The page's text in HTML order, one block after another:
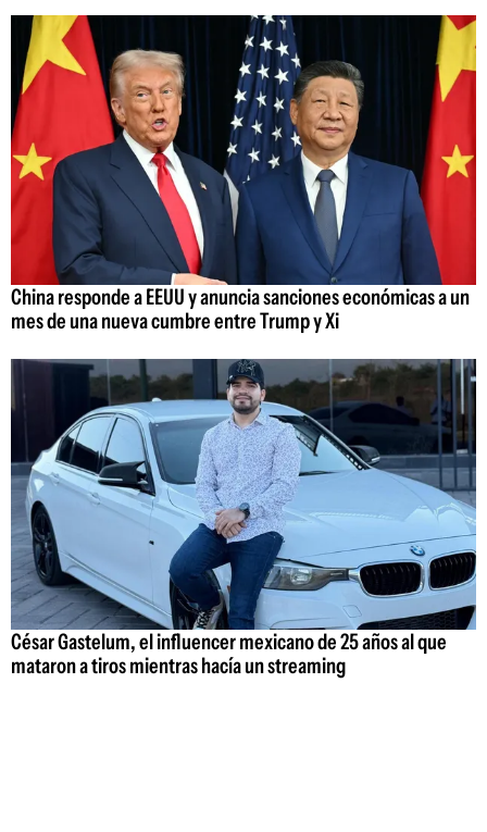
China responde a EEUU y anuncia sanciones económicas a un
mes de una nueva cumbre entre Trump y Xi
César Gastelum, el influencer mexicano de 25 años al que
mataron a tiros mientras hacía un streaming